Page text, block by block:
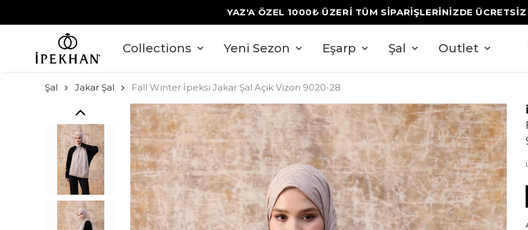
YAZ'A ÖZEL 1000₺ ÜZERİ TÜM SİPARİŞLERİNİZDE ÜCRETSİZ
Collections Yeni Sezon Eşarp Şal Outlet
Şal Jakar Şal Fall Winter İpeksi Jakar Şal Açık Vizon 9020-28